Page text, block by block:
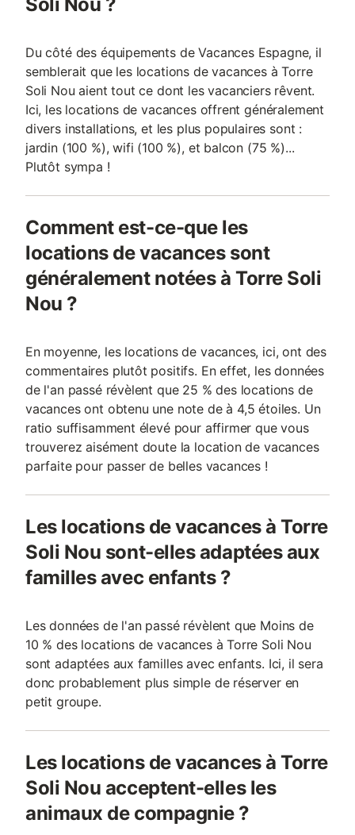
Du côté des équipements de Vacances Espagne, il
semblerait que les locations de vacances à Torre
Soli Nou aient tout ce dont les vacanciers rêvent.
Ici, les locations de vacances offrent généralement
divers installations, et les plus populaires sont :
jardin (100 %), wifi (100 %), et balcon (75 %)...
Plutôt sympa !
Comment est-ce-que les
locations de vacances sont
généralement notées à Torre Soli
Nou ?
En moyenne, les locations de vacances, ici, ont des
commentaires plutôt positifs. En effet, les données
de l'an passé révèlent que 25 % des locations de
vacances ont obtenu une note de à 4,5 étoiles. Un
ratio suffisamment élevé pour affirmer que vous
trouverez aisément doute la location de vacances
parfaite pour passer de belles vacances !
Les locations de vacances à Torre
Soli Nou sont-elles adaptées aux
familles avec enfants ?
Les données de l'an passé révèlent que Moins de
10 % des locations de vacances à Torre Soli Nou
sont adaptées aux familles avec enfants. Ici, il sera
donc probablement plus simple de réserver en
petit groupe.
Les locations de vacances à Torre
Soli Nou acceptent-elles les
animaux de compagnie ?